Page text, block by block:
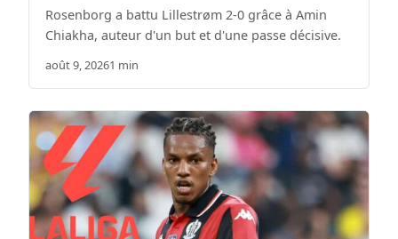
Rosenborg a battu Lillestrøm 2-0 grâce à Amin
Chiakha, auteur d'un but et d'une passe décisive.
août 9, 20261 min